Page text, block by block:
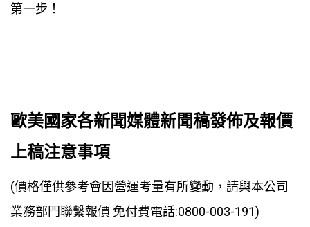
第一步！
歐美國家各新聞媒體新聞稿發佈及報價
上稿注意事項
(價格僅供參考會因營運考量有所變動，請與本公司
業務部門聯繫報價 免付費電話:0800-003-191)